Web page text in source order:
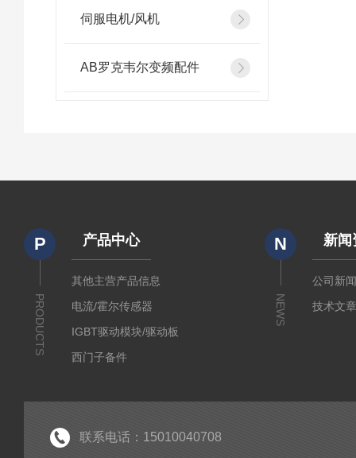
伺服电机/风机
AB罗克韦尔变频配件
P
PRODUCTS
产品中心
其他主营产品信息
电流/霍尔传感器
IGBT驱动模块/驱动板
西门子备件
PIM集成功率模块
N
NEWS
新闻
公司新
技术文
联系电话：15010040708